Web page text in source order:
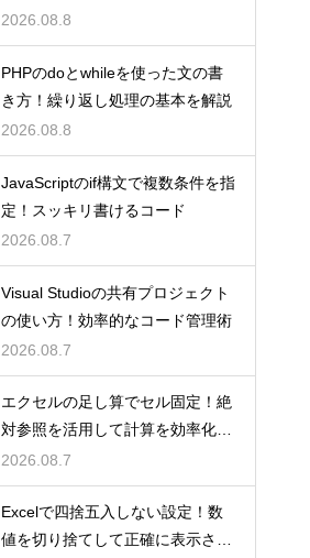
術
2026.08.8
PHPのdoとwhileを使った文の書
き方！繰り返し処理の基本を解説
2026.08.8
JavaScriptのif構文で複数条件を指
定！スッキリ書けるコード
2026.08.7
Visual Studioの共有プロジェクト
の使い方！効率的なコード管理術
2026.08.7
エクセルの足し算でセル固定！絶
対参照を活用して計算を効率化し
よう
2026.08.7
Excelで四捨五入しない設定！数
値を切り捨てして正確に表示させ